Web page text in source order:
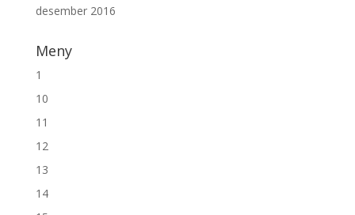
desember 2016
Meny
1
10
11
12
13
14